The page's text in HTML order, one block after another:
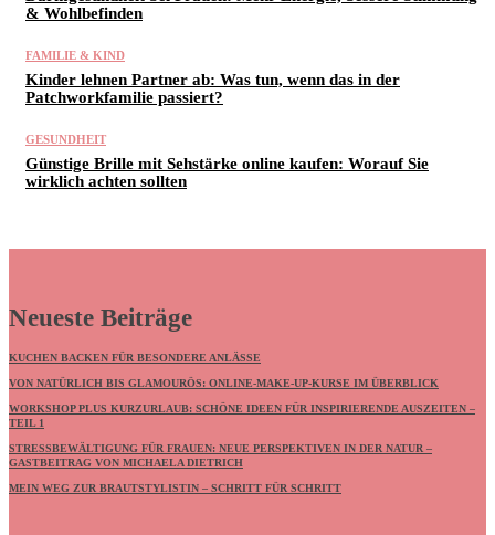
& Wohlbefinden
FAMILIE & KIND
Kinder lehnen Partner ab: Was tun, wenn das in der
Patchworkfamilie passiert?
GESUNDHEIT
Günstige Brille mit Sehstärke online kaufen: Worauf Sie
wirklich achten sollten
Neueste Beiträge
KUCHEN BACKEN FÜR BESONDERE ANLÄSSE
VON NATÜRLICH BIS GLAMOURÖS: ONLINE-MAKE-UP-KURSE IM ÜBERBLICK
WORKSHOP PLUS KURZURLAUB: SCHÖNE IDEEN FÜR INSPIRIERENDE AUSZEITEN –
TEIL 1
STRESSBEWÄLTIGUNG FÜR FRAUEN: NEUE PERSPEKTIVEN IN DER NATUR –
GASTBEITRAG VON MICHAELA DIETRICH
MEIN WEG ZUR BRAUTSTYLISTIN – SCHRITT FÜR SCHRITT